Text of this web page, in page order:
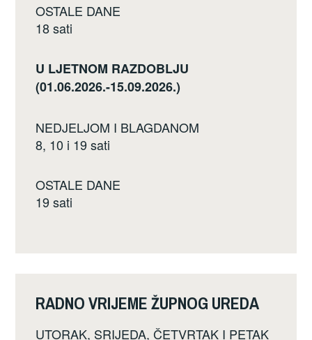
OSTALE DANE
18 sati
U LJETNOM RAZDOBLJU
(01.06.2026.-15.09.2026.)
NEDJELJOM I BLAGDANOM
8, 10 i 19 sati
OSTALE DANE
19 sati
RADNO VRIJEME ŽUPNOG UREDA
UTORAK, SRIJEDA, ČETVRTAK I PETAK